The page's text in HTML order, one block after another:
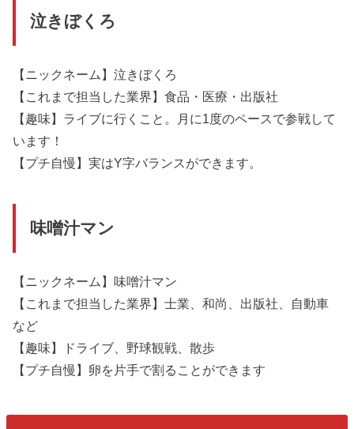
泣きぼくろ
【ニックネーム】泣きぼくろ
【これまで担当した業界】食品・医療・出版社
【趣味】ライブに行くこと。月に1度のペースで参戦して
います！
【プチ自慢】実はY字バランスができます。
味噌汁マン
【ニックネーム】味噌汁マン
【これまで担当した業界】士業、和尚、出版社、自動車
など
【趣味】ドライブ、野球観戦、散歩
【プチ自慢】卵を片手で割ることができます